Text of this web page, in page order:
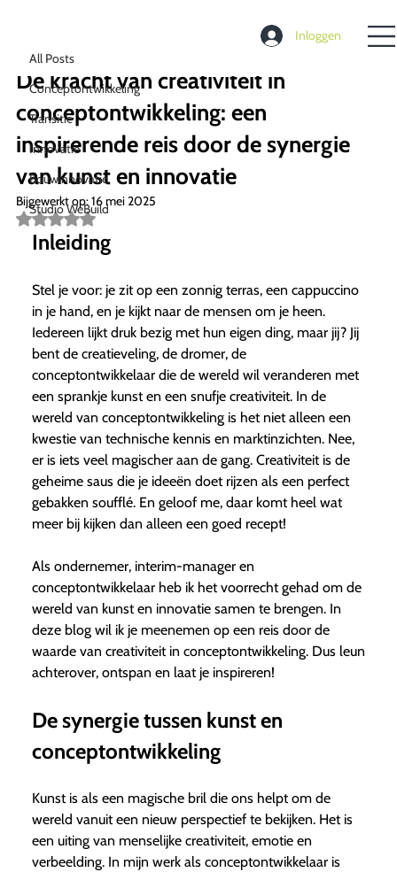
Inloggen
All Posts
Conceptontwikkeling
Transitie
Innovatie
Bouwinnovatie
Studio WeBuild
De kracht van creativiteit in
conceptontwikkeling: een
inspirerende reis door de synergie
van kunst en innovatie
4 minuten om te lezen
Bijgewerkt op:16 mei 2025
Beoordeeld
met
NaN
sterren.
Inleiding
Stel je voor: je zit op een zonnig terras, een cappuccino
in je hand, en je kijkt naar de mensen om je heen.
Iedereen lijkt druk bezig met hun eigen ding, maar jij? Jij
bent de creatieveling, de dromer, de
conceptontwikkelaar die de wereld wil veranderen met
een sprankje kunst en een snufje creativiteit. In de
wereld van conceptontwikkeling is het niet alleen een
kwestie van technische kennis en marktinzichten. Nee,
er is iets veel magischer aan de gang. Creativiteit is de
geheime saus die je ideeën doet rijzen als een perfect
gebakken soufflé. En geloof me, daar komt heel wat
meer bij kijken dan alleen een goed recept!
Als ondernemer, interim-manager en
conceptontwikkelaar heb ik het voorrecht gehad om de
wereld van kunst en innovatie samen te brengen. In
deze blog wil ik je meenemen op een reis door de
waarde van creativiteit in conceptontwikkeling. Dus leun
achterover, ontspan en laat je inspireren!
De synergie tussen kunst en
conceptontwikkeling
Kunst is als een magische bril die ons helpt om de
wereld vanuit een nieuw perspectief te bekijken. Het is
een uiting van menselijke creativiteit, emotie en
verbeelding. In mijn werk als conceptontwikkelaar is